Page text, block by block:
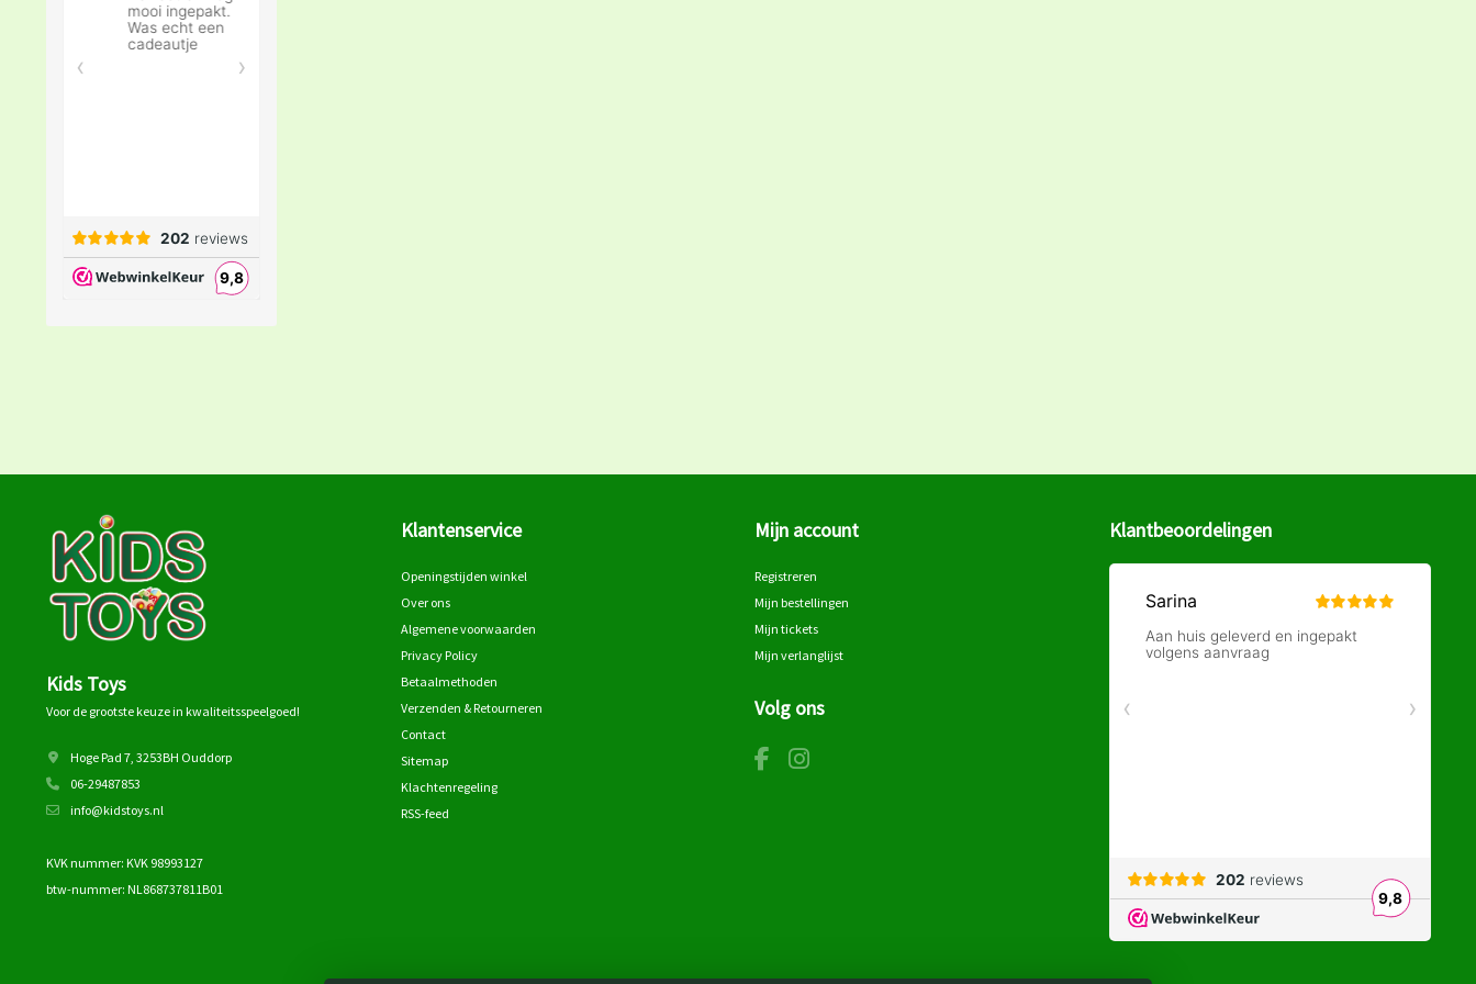
Kids Toys
Voor de grootste keuze in kwaliteitsspeelgoed!
Hoge Pad 7, 3253BH Ouddorp
06-29487853
info@kidstoys.nl
KVK nummer: KVK 98993127
btw-nummer: NL868737811B01
Klantenservice
Openingstijden winkel
Over ons
Algemene voorwaarden
Privacy Policy
Betaalmethoden
Verzenden & Retourneren
Contact
Sitemap
Klachtenregeling
RSS-feed
Mijn account
Registreren
Mijn bestellingen
Mijn tickets
Mijn verlanglijst
Volg ons
Klantbeoordelingen